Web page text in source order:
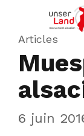
Articles
6 juin